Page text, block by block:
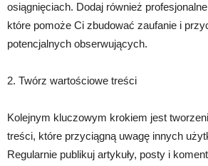
osiągnięciach. Dodaj również
które pomoże Ci zbudować zaufanie i
potencjalnych obserwujących.
2. Twórz wartościowe treści
Kolejnym kluczowym krokiem jest
treści, które przyciągną uwagę innych
Regularnie publikuj artykuły, posty i